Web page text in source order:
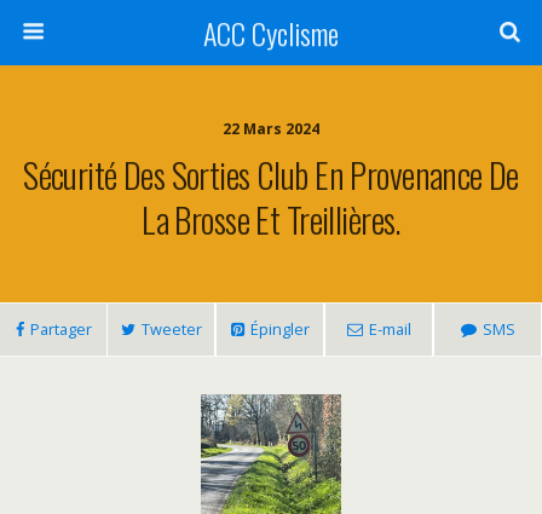
ACC Cyclisme
22 Mars 2024
Sécurité Des Sorties Club En Provenance De
La Brosse Et Treillières.
Partager Tweeter Épingler E-mail SMS